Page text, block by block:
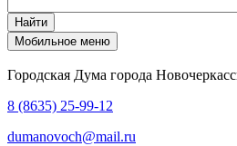
Найти
Мобильное меню
Городская Дума города
8 (8635) 25-99-12
dumanovoch@mail.ru